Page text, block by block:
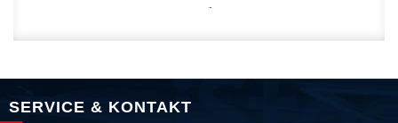
SERVICE & KONTAKT